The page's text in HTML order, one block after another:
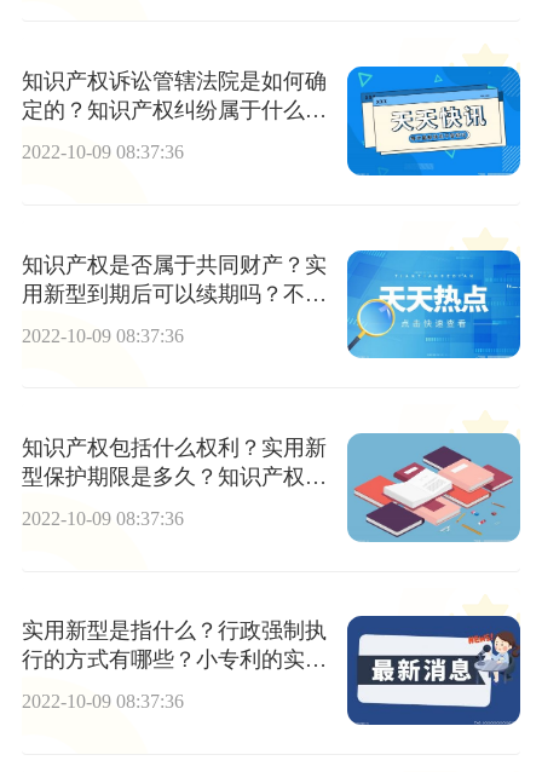
知识产权诉讼管辖法院是如何确
定的？知识产权纠纷属于什么案
件？实用新型保护条件有哪些？
2022-10-09 08:37:36
知识产权是否属于共同财产？实
用新型到期后可以续期吗？不续
2022-10-09 08:37:36
知识产权包括什么权利？实用新
型保护期限是多久？知识产权对
哪些客体享有专有权力？
2022-10-09 08:37:36
实用新型是指什么？行政强制执
行的方式有哪些？小专利的实用
价值大吗？
2022-10-09 08:37:36